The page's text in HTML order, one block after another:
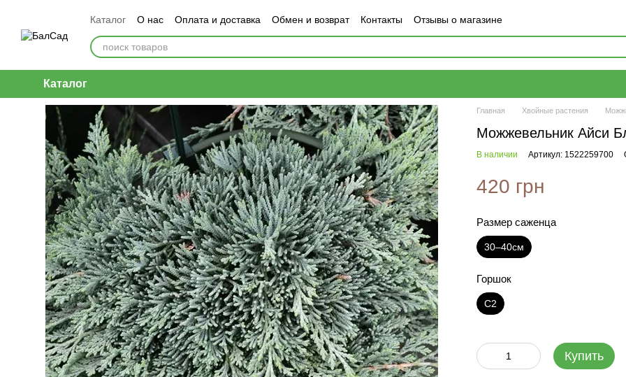
Каталог О нас Оплата и доставка Обмен и возврат Контакты Отзывы о магазине
Каталог
Главная Хвойные растения
Можжевельник Айси
В наличии Артикул: 1522259700
420 грн
Размер саженца
30–40см
Горшок
С2
Купить